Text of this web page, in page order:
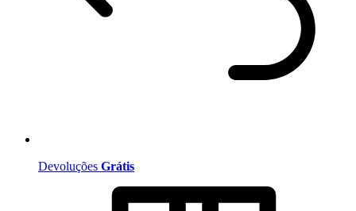
Devoluções Grátis